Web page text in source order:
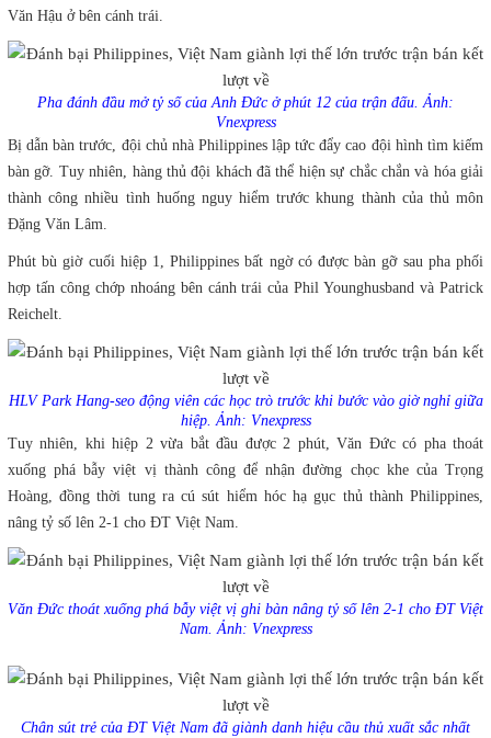
Văn Hậu ở bên cánh trái.
Pha đánh đầu mở tỷ số của Anh Đức ở phút 12 của trận đấu. Ảnh:
Vnexpress
Bị dẫn bàn trước, đội chủ nhà Philippines lập tức đẩy cao đội hình tìm kiếm
bàn gỡ. Tuy nhiên, hàng thủ đội khách đã thể hiện sự chắc chắn và hóa giải
thành công nhiều tình huống nguy hiểm trước khung thành của thủ môn
Đặng Văn Lâm.
Phút bù giờ cuối hiệp 1, Philippines bất ngờ có được bàn gỡ sau pha phối
hợp tấn công chớp nhoáng bên cánh trái của Phil Younghusband và Patrick
Reichelt.
HLV Park Hang-seo động viên các học trò trước khi bước vào giờ nghỉ giữa
hiệp. Ảnh: Vnexpress
Tuy nhiên, khi hiệp 2 vừa bắt đầu được 2 phút, Văn Đức có pha thoát
xuống phá bẫy việt vị thành công để nhận đường chọc khe của Trọng
Hoàng, đồng thời tung ra cú sút hiểm hóc hạ gục thủ thành Philippines,
nâng tỷ số lên 2-1 cho ĐT Việt Nam.
Văn Đức thoát xuống phá bẫy việt vị ghi bàn nâng tỷ số lên 2-1 cho ĐT Việt
Nam. Ảnh: Vnexpress
Chân sút trẻ của ĐT Việt Nam đã giành danh hiệu cầu thủ xuất sắc nhất